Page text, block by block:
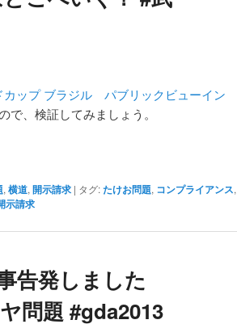
カップ ブラジル パブリックビューイン
で、検証してみましょう。
,横道,開示請求 | タグ:たけお問題, コンプライアンス,
示請求
告発しました
問題 #gda2013